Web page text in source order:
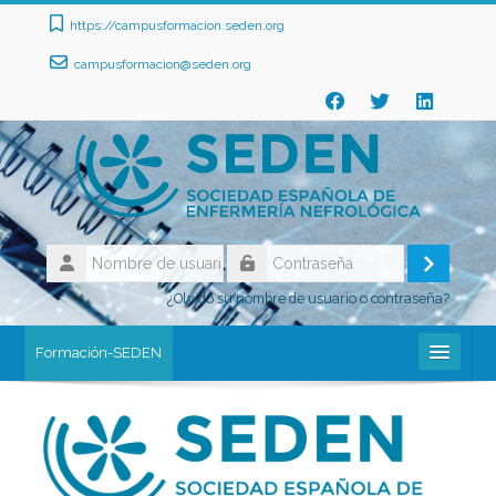
Salta al contenido principal
https://campusformacion.seden.org
campusformacion@seden.org
Nombre
de
usuario
Contraseña
Acceder
¿Olvidó su nombre de usuario o contraseña?
Formación-SEDEN
Español - Internacional ‎(es)‎
Formación SEDEN: Acceder